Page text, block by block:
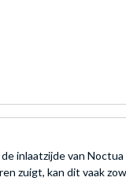
inlaatzijde van
zuigt, kan dit vaak